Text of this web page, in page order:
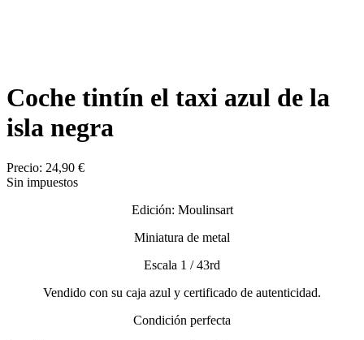
Coche tintín el taxi azul de la
isla negra
Precio: 24,90 €
Sin impuestos
Edición: Moulinsart
Miniatura de metal
Escala 1 / 43rd
Vendido con su caja azul y certificado de autenticidad.
Condición perfecta